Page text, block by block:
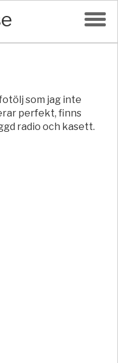
som jag inte
perfekt, finns
radio och kasett.